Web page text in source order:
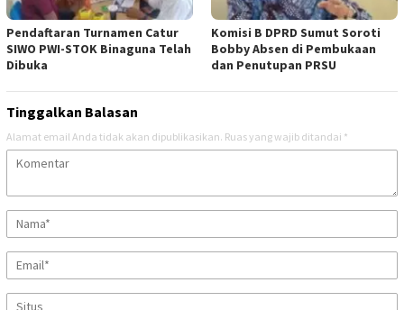
Pendaftaran Turnamen Catur
SIWO PWI-STOK Binaguna Telah
Dibuka
Komisi B DPRD Sumut Soroti
Bobby Absen di Pembukaan
dan Penutupan PRSU
Tinggalkan Balasan
Alamat email Anda tidak akan dipublikasikan. Ruas yang wajib ditandai *